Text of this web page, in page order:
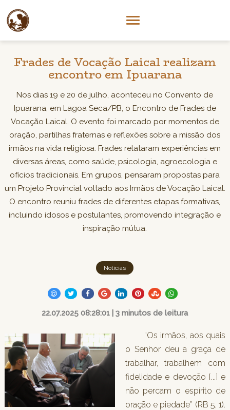
Frades de Vocação Laical realizam
encontro em Ipuarana
Nos dias 19 e 20 de julho, aconteceu no Convento de
Ipuarana, em Lagoa Seca/PB, o Encontro de Frades de
Vocação Laical. O evento foi marcado por momentos de
oração, partilhas fraternas e reflexões sobre a missão dos
irmãos na vida religiosa. Frades relataram experiências em
diversas áreas, como saúde, psicologia, agroecologia e
ofícios tradicionais. Em grupos, pensaram propostas para
um Projeto Provincial voltado aos Irmãos de Vocação Laical.
O encontro reuniu frades de diferentes etapas formativas,
incluindo idosos e postulantes, promovendo integração e
inspiração mútua.
Notícias
22.07.2025 08:28:01 | 3 minutos de leitura
“Os irmãos, aos quais
o Senhor deu a graça de
trabalhar, trabalhem com
fidelidade e devoção [...] e
não percam o espírito de
oração e piedade” (RB 5, 1).